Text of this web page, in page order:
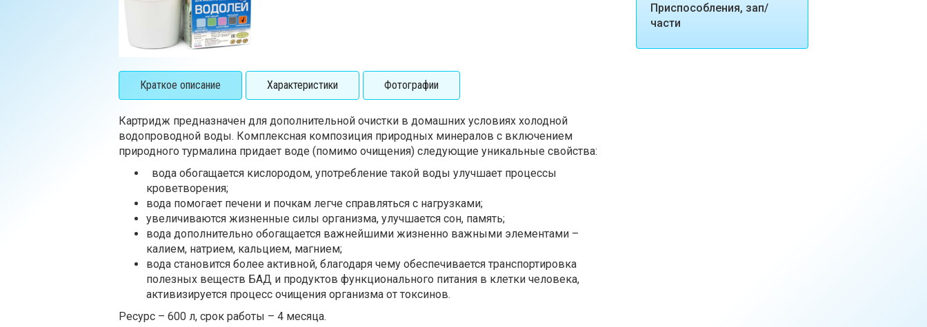
Краткое описание Характеристики Фотографии
Картридж предназначен для дополнительной очистки в домашних условиях холодной
водопроводной воды. Комплексная композиция природных минералов с включением
природного турмалина придает воде (помимо очищения) следующие уникальные свойства:
вода обогащается кислородом, употребление такой воды улучшает процессы
кроветворения;
вода помогает печени и почкам легче справляться с нагрузками;
увеличиваются жизненные силы организма, улучшается сон, память;
вода дополнительно обогащается важнейшими жизненно важными элементами –
калием, натрием, кальцием, магнием;
вода становится более активной, благодаря чему обеспечивается транспортировка
полезных веществ БАД и продуктов функционального питания в клетки человека,
активизируется процесс очищения организма от токсинов.
Ресурс – 600 л, срок работы – 4 месяца.
Приспособления, зап/
части